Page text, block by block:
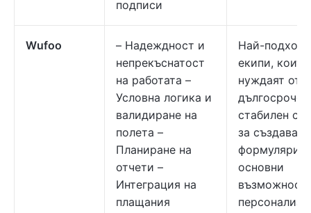
подписи
Wufoo
– Надеждност и
непрекъснатост
на работата –
Условна логика и
валидиране на
полета –
Планиране на
отчети –
Интеграция на
плащания
Най-
екипи,
нуждаят от
дългосрочен,
стабилен
за
формуляри с
основни